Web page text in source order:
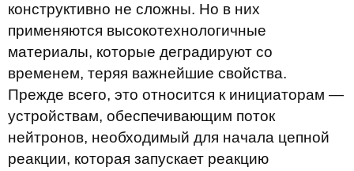
конструктивно не сложны. Но в них
применяются высокотехнологичные
материалы, которые деградируют со
временем, теряя важнейшие свойства.
Прежде всего, это относится к инициаторам —
устройствам, обеспечивающим поток
нейтронов, необходимый для начала цепной
реакции, которая запускает реакцию